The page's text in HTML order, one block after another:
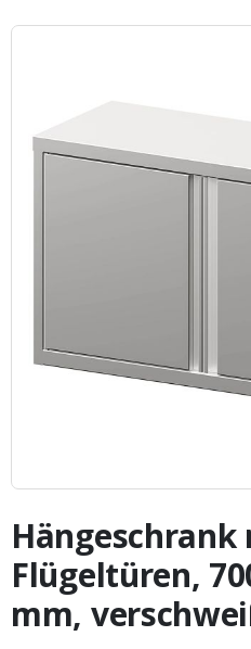
Zum
Anfang
der
Bildergalerie
springen
Hängeschrank
Flügeltüren,
mm,